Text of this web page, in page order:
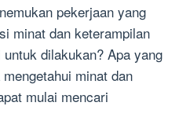
pekerjaan yang
minat dan keterampilan
dilakukan? Apa yang
minat dan
mulai mencari